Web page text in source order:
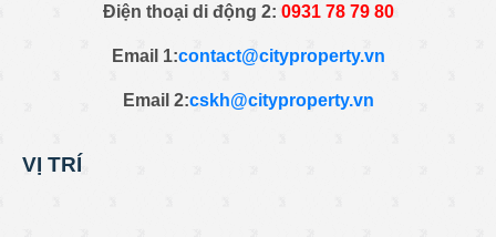
Điện thoại di động 2: 0931 78 79 80
Email 1:contact@cityproperty.vn
Email 2:cskh@cityproperty.vn
VỊ TRÍ